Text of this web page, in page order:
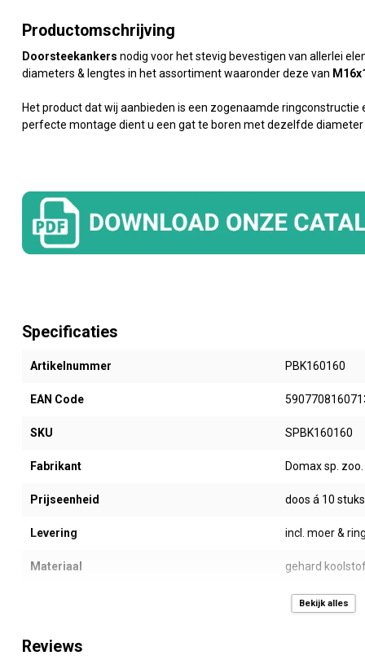
Productomschrijving
Doorsteekankers nodig voor het stevig bevestigen van allerlei
diameters & lengtes in het assortiment waaronder deze van
Het product dat wij aanbieden is een zogenaamde
perfecte montage dient u een gat te boren met dezelfde diameter
Specificaties
Artikelnummer PBK160160
EAN Code
SKU SPBK160160
Fabrikant Domax sp. zoo.
Prijseenheid doos á 10 stuks
Levering incl. moer & ring
Materiaal gehard
grijs verzinkt
Bekijk alles
Reviews